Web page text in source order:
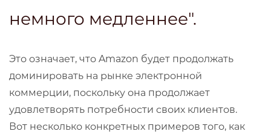
немного медленнее".
Это означает, что Amazon будет продолжать
доминировать на рынке электронной
коммерции, поскольку она продолжает
удовлетворять потребности своих клиентов.
Вот несколько конкретных примеров того, как